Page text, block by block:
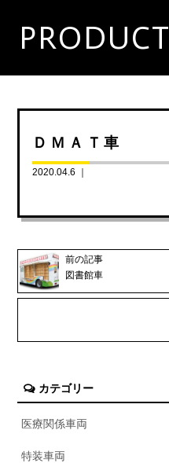
PRODUCT
ＤＭＡＴ車
2020.04.6 ｜
前の記事
図書館車
カテゴリー
医療関係車両
特装車両